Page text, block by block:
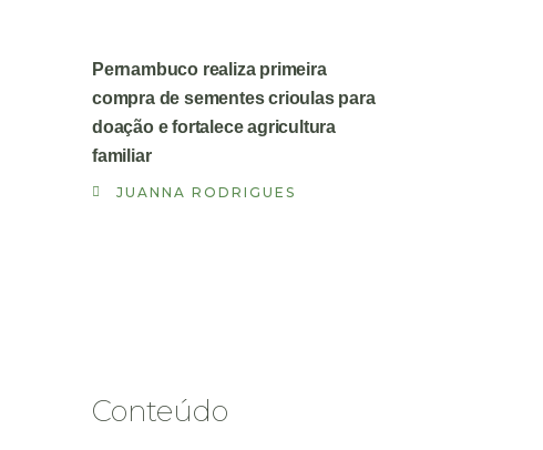
Pernambuco realiza primeira
compra de sementes crioulas para
doação e fortalece agricultura
familiar
JUANNA RODRIGUES
Conteúdo